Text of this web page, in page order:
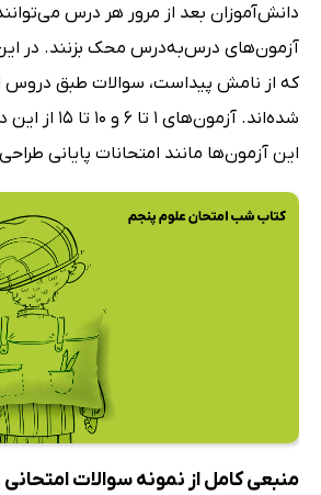
دانش‌آموزان بعد از مرور هر درس
آزمون‌های درس‌به‌درس محک بزنند. در
که از نامش پیداست، سوالات طبق دروس
شده‌اند.
این آزمون‌ها مانند امتحانات پایانی
منبعی کامل از نمونه سوالات